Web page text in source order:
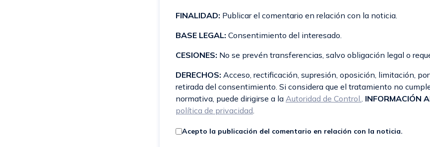
FINALIDAD: Publicar el comentario en relación con la noticia.
BASE LEGAL: Consentimiento del interesado.
CESIONES: No se prevén transferencias, salvo obligación legal o
DERECHOS: Acceso, rectificación, supresión, oposición, limitación,
retirada del consentimiento. Si considera que el tratamiento no
normativa, puede dirigirse a la Autoridad de Control. INFORMACIÓN
política de privacidad
Acepto la publicación del comentario en relación con la noticia.